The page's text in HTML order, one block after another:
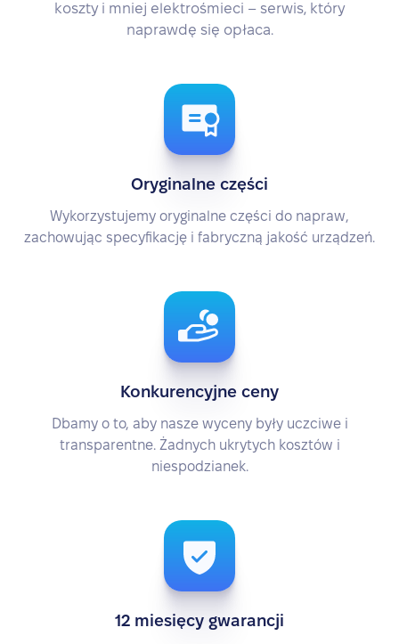
koszty i mniej elektrośmieci – serwis, który
naprawdę się opłaca.
Oryginalne części
Wykorzystujemy oryginalne części do napraw,
zachowując specyfikację i fabryczną jakość urządzeń.
Konkurencyjne ceny
Dbamy o to, aby nasze wyceny były uczciwe i
transparentne. Żadnych ukrytych kosztów i
niespodzianek.
12 miesięcy gwarancji